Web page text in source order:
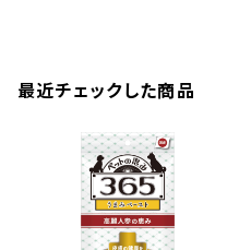
最近チェックした商品